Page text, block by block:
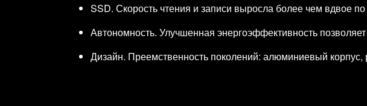
SSD. Скорость чтения и записи выросла более чем вдвое
Автономность. Улучшенная энергоэффективность
Дизайн. Преемственность поколений: алюминиевый